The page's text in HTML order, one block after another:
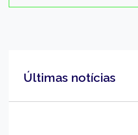
Últimas notícias